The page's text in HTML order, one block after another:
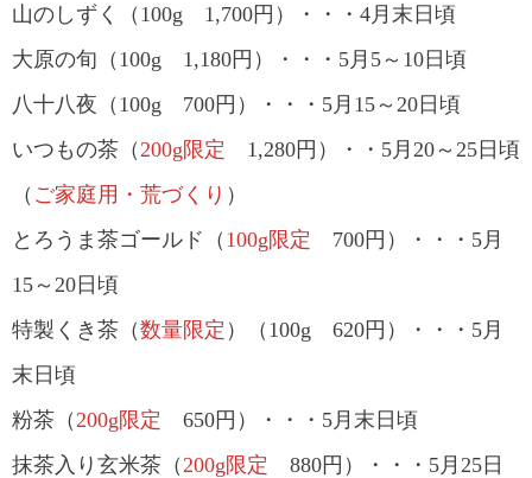
山のしずく（100g 1,700円）・・・4月末日頃
大原の旬（100g 1,180円）・・・5月5～10日頃
八十八夜（100g 700円）・・・5月15～20日頃
いつもの茶（ 200g限定 1,280円）・・5月20～25日頃
（ ご家庭用・荒づくり ）
とろうま茶ゴールド（ 100g限定 700円）・・・5月
15～20日頃
特製くき茶（数量限定 ）（100g 620円）・・・5月
末日頃
粉茶（ 200g限定 650円）・・・5月末日頃
抹茶入り玄米茶（ 200g限定 880円）・・・5月25日